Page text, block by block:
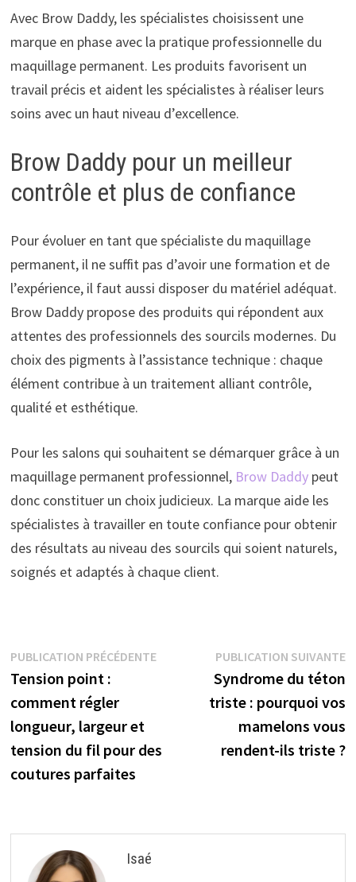
Avec Brow Daddy, les spécialistes choisissent une
marque en phase avec la pratique professionnelle du
maquillage permanent. Les produits favorisent un
travail précis et aident les spécialistes à réaliser leurs
soins avec un haut niveau d’excellence.
Brow Daddy pour un meilleur
contrôle et plus de confiance
Pour évoluer en tant que spécialiste du maquillage
permanent, il ne suffit pas d’avoir une formation et de
l’expérience, il faut aussi disposer du matériel adéquat.
Brow Daddy propose des produits qui répondent aux
attentes des professionnels des sourcils modernes. Du
choix des pigments à l’assistance technique : chaque
élément contribue à un traitement alliant contrôle,
qualité et esthétique.
Pour les salons qui souhaitent se démarquer grâce à un
maquillage permanent professionnel, Brow Daddypeut
donc constituer un choix judicieux. La marque aide les
spécialistes à travailler en toute confiance pour obtenir
des résultats au niveau des sourcils qui soient naturels,
soignés et adaptés à chaque client.
Navigation
de
l’article
PUBLICATION PRÉCÉDENTEPublication
précédente :
Tension point :
comment régler
longueur, largeur et
tension du fil pour des
coutures parfaites
PUBLICATION SUIVANTE
Syndrome du téton
triste : pourquoi vos
mamelons vous
rendent-ils triste ?
Isaé